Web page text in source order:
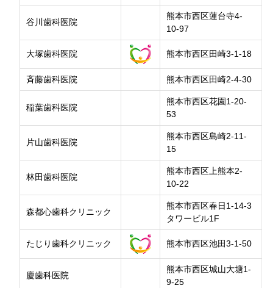
谷川歯科医院
熊本市西区蓮台寺4-
10-97
大塚歯科医院 熊本市西区田崎3-1-18
斉藤歯科医院 熊本市西区田崎2-4-30
稲葉歯科医院
熊本市西区花園1-20-
53
片山歯科医院
熊本市西区島崎2-11-
15
林田歯科医院
熊本市西区上熊本2-
10-22
森都心歯科クリニック
熊本市西区春日1-14-3
タワービル1F
たじり歯科クリニック 熊本市西区池田3-1-50
慶歯科医院
熊本市西区城山大塘1-
9-25